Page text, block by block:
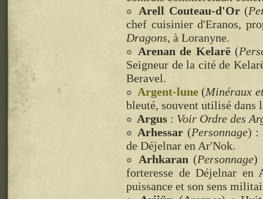
Arell Couteau-d'Or(
chef cuisinier d'Eranos,
Dragons, à Loranyne.
Arenan de Kelarë(
Seigneur de la cité de
Beravel.
Argent-lune(Minéraux
bleuté, souvent utilisé dans
Argus : Voir Ordre des
Arhessar (Personnage) :
de Déjelnar en Ar'Nok.
Arhkaran (Personnage)
forteresse de Déjelnar en
puissance et son sens